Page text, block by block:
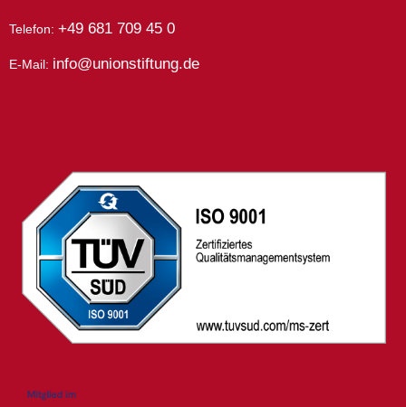
Telefon: +49 681 709 45 0
E-Mail: info@unionstiftung.de